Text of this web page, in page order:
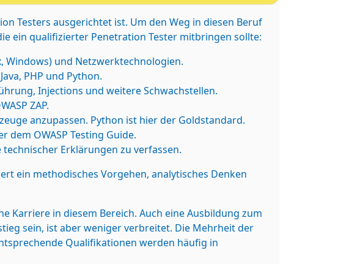
Testers ausgerichtet ist. Um den Weg in diesen Beruf
ein qualifizierter Penetration Tester mitbringen sollte:
Windows) und Netzwerktechnologien.
PHP und Python.
Injections und weitere Schwachstellen.
ZAP.
anzupassen. Python ist hier der Goldstandard.
dem OWASP Testing Guide.
Erklärungen zu verfassen.
ein methodisches Vorgehen, analytisches Denken
Karriere in diesem Bereich. Auch eine Ausbildung zum
sein, ist aber weniger verbreitet. Die Mehrheit der
Qualifikationen werden häufig in